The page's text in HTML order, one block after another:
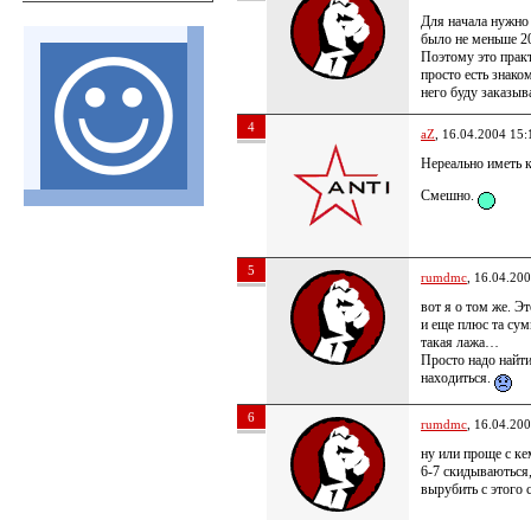
Для начала нужно
было не меньше
Поэтому это
просто есть
него буду
4 aZ , 16.04.2004
Нереально иметь
Смешно.
5 rumdmc ,
вот я о том же.
и еще плюс та
такая лажа…
Просто надо
находиться.
6 rumdmc ,
ну или проще с
6-7
вырубить с этого